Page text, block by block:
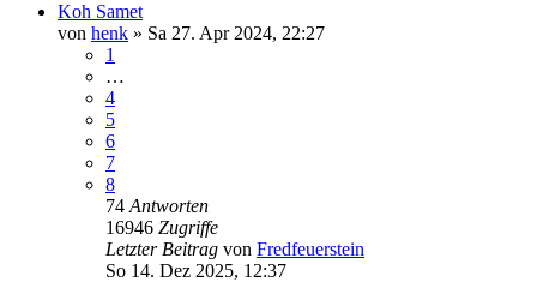
Koh Samet
von henk » Sa 27. Apr 2024, 22:27
1
…
4
5
6
7
8
74Antworten
16946 Zugriffe
Letzter Beitrag von Fredfeuerstein
So 14. Dez 2025, 12:37